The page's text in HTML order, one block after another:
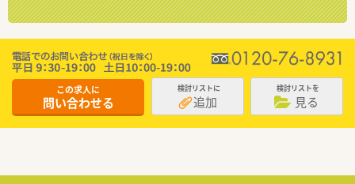
この求人に
問い合わせる
検討リストに
追加
検討リストを
見る